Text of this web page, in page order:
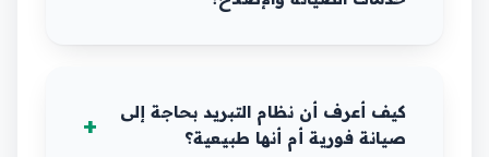
كيف أعرف أن نظام التبريد بحاجة إلى
صيانة فورية أم أنها طبيعية؟